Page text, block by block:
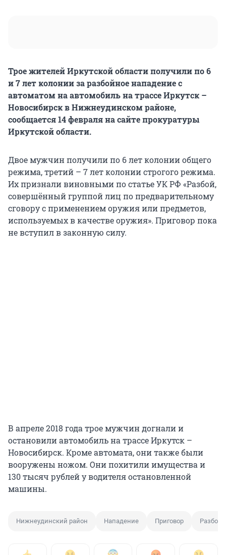
Трое жителей Иркутской области получили по 6
и 7 лет колонии за разбойное нападение с
автоматом на автомобиль на трассе Иркутск –
Новосибирск в Нижнеудинском районе,
сообщается 14 февраля на сайте прокуратуры
Иркутской области.
Двое мужчин получили по 6 лет колонии общего
режима, третий – 7 лет колонии строгого режима.
Их признали виновными по статье УК РФ «Разбой,
совершённый группой лиц по предварительному
сговору с применением оружия или предметов,
используемых в качестве оружия». Приговор пока
не вступил в законную силу.
В апреле 2018 года трое мужчин догнали и
остановили автомобиль на трассе Иркутск –
Новосибирск. Кроме автомата, они также были
вооружены ножом. Они похитили имущества и
130 тысяч рублей у водителя остановленной
машины.
Нижнеудинский район Нападение Приговор Разбой